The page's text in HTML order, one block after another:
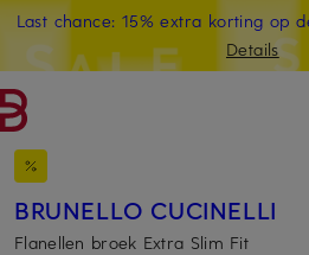
GA
Last chance: 15% extra korting op
Details
BRUNELLO CUCINELLI
Flanellen broek Extra Slim Fit